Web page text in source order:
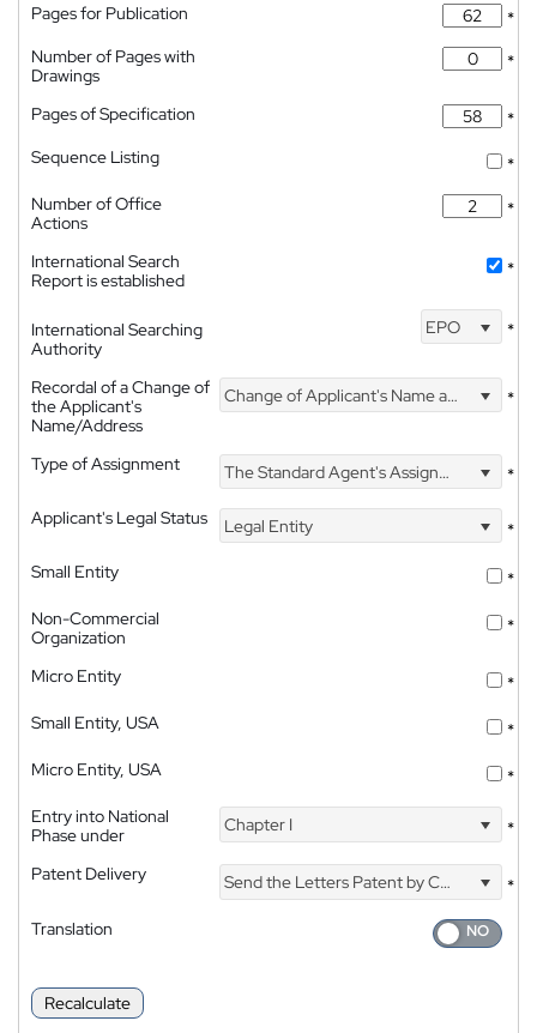
Pages for Publication
*
Number of Pages with
Drawings
*
Pages of Specification
*
Sequence Listing
*
Number of Office
Actions
*
International Search
Report is established
*
International Searching
Authority
EPO *
Recordal of a Change of
the Applicant's
Name/Address
Change of Applicant's Name and Address *
Type of Assignment The Standard Agent's Assignment
*
Applicant's Legal Status
Legal Entity
*
Small Entity
*
Non-Commercial
Organization
*
Micro Entity
*
Small Entity, USA
*
Micro Entity, USA
*
Entry into National
Phase under
Chapter I *
Patent Delivery Send the Letters Patent by Courier
*
Translation
Recalculate